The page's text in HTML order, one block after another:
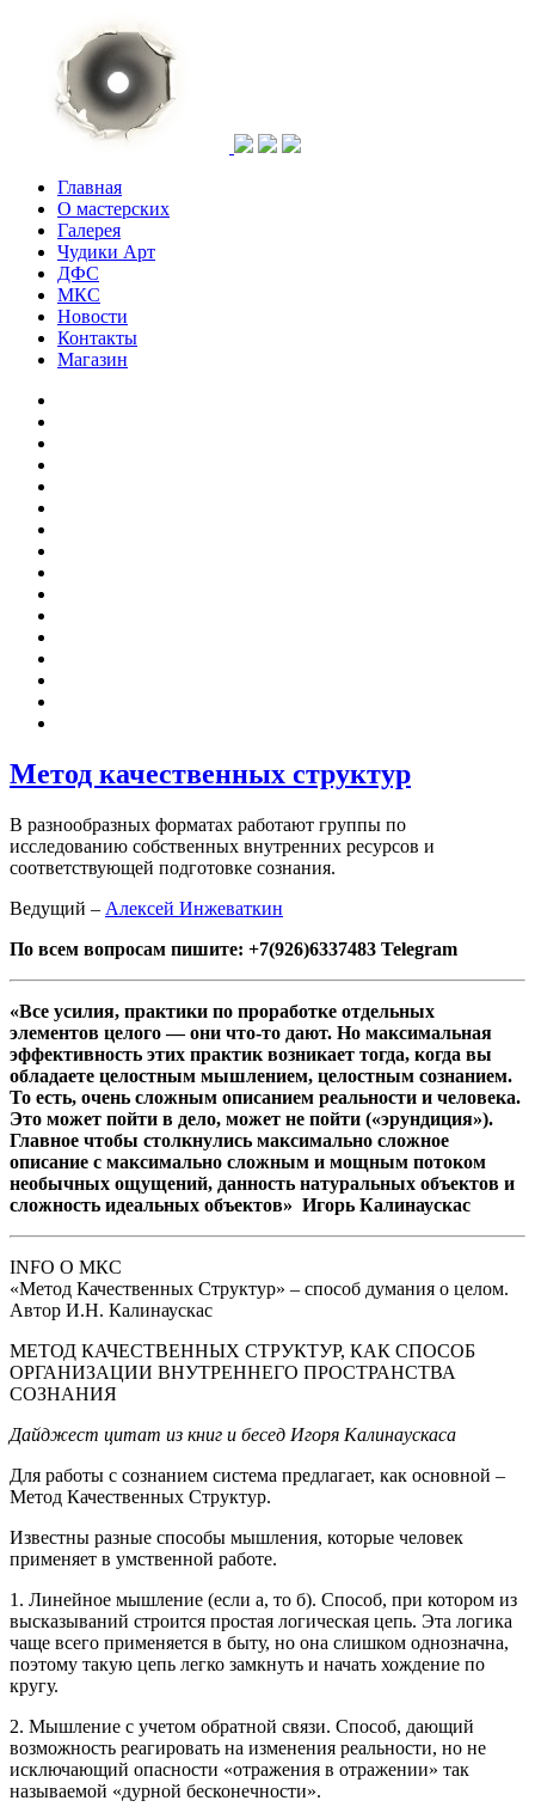
Главная
О мастерских
Галерея
Чудики Арт
ДФС
МКС
Новости
Контакты
Магазин
Метод качественных структур
В разнообразных форматах работают группы по
исследованию собственных внутренних ресурсов и
соответствующей подготовке сознания.
Ведущий – Алексей Инжеваткин
По всем вопросам пишите: +7(926)6337483 Telegram
«Все усилия, практики по проработке отдельных
элементов целого — они что-то дают. Но максимальная
эффективность этих практик возникает тогда, когда вы
обладаете целостным мышлением, целостным сознанием.
То есть, очень сложным описанием реальности и человека.
Это может пойти в дело, может не пойти («эрундиция»).
Главное чтобы столкнулись максимально сложное
описание с максимально сложным и мощным потоком
необычных ощущений, данность натуральных объектов и
сложность идеальных объектов» Игорь Калинаускас
INFO O MКС
«Метод Качественных Структур» – способ думания о целом.
Автор И.Н. Калинаускас
МЕТОД КАЧЕСТВЕННЫХ СТРУКТУР, КАК СПОСОБ
ОРГАНИЗАЦИИ ВНУТРЕННЕГО ПРОСТРАНСТВА
СОЗНАНИЯ
Дайджест цитат из книг и бесед Игоря Калинаускаса
Для работы с сознанием система предлагает, как основной –
Метод Качественных Структур.
Известны разные способы мышления, которые человек
применяет в умственной работе.
1. Линейное мышление (если а, то б). Способ, при котором из
высказываний строится простая логическая цепь. Эта логика
чаще всего применяется в быту, но она слишком однозначна,
поэтому такую цепь легко замкнуть и начать хождение по
кругу.
2. Мышление с учетом обратной связи. Способ, дающий
возможность реагировать на изменения реальности, но не
исключающий опасности «отражения в отражении» так
называемой «дурной бесконечности».